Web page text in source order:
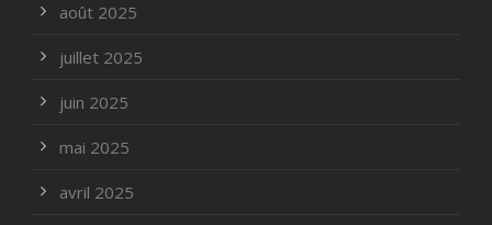
août 2025
juillet 2025
juin 2025
mai 2025
avril 2025